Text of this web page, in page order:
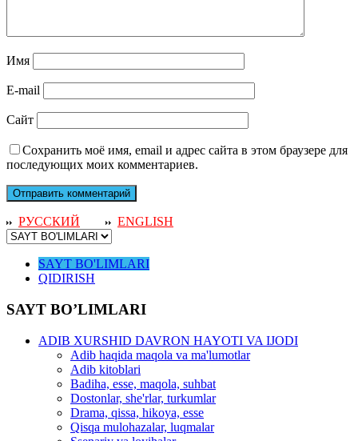
Имя
E-mail
Сайт
Сохранить моё имя, email и адрес сайта в этом браузере для
последующих моих комментариев.
РУССКИЙ ENGLISH
SAYT BO'LIMLARI
QIDIRISH
SAYT BO’LIMLARI
ADIB XURSHID DAVRON HAYOTI VA IJODI
Adib haqida maqola va ma'lumotlar
Adib kitoblari
Badiha, esse, maqola, suhbat
Dostonlar, she'rlar, turkumlar
Drama, qissa, hikoya, esse
Qisqa mulohazalar, luqmalar